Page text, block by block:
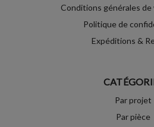
Conditions générales
Politique de
Expéditions &
Par projet
Par pièce